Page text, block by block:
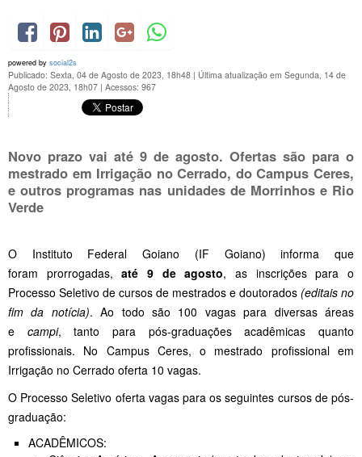
powered by social2s
Publicado: Sexta, 04 de Agosto de 2023, 18h48 | Última atualização em Segunda, 14 de
Agosto de 2023, 18h07 | Acessos: 967
Novo prazo vai até 9 de agosto. Ofertas são para o
mestrado em Irrigação no Cerrado, do Campus Ceres,
e outros programas nas unidades de Morrinhos e Rio
Verde
O Instituto Federal Goiano (IF Goiano) informa que
foram prorrogadas,até 9 de agosto, as inscrições para o
Processo Seletivo de cursos de mestrados e doutorados (editais no
fim da notícia). Ao todo são 100 vagas para diversas áreas
e campi, tanto para pós-graduações acadêmicas quanto
profissionais. No Campus Ceres, o mestrado profissional em
Irrigação no Cerrado oferta 10 vagas.
O Processo Seletivo oferta vagas para os seguintes cursos de pós-
graduação:
ACADÊMICOS: